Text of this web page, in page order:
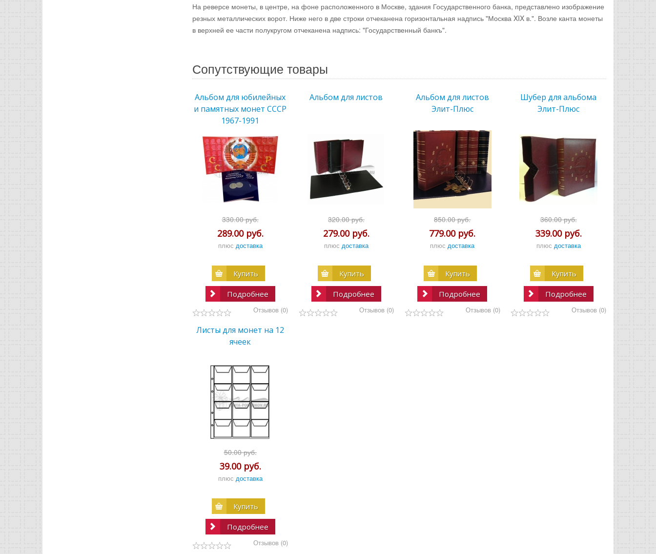
На реверсе монеты, в центре, на фоне расположенного в Москве, здания Государственного банка, представлено изображение
резных металлических ворот. Ниже него в две строки отчеканена горизонтальная надпись "Москва XIX в.". Возле канта монеты
в верхней ее части полукругом отчеканена надпись: "Государственный банкъ".
Сопутствующие товары
Альбом для юбилейных
и памятных монет СССР
1967-1991
330.00 руб.
289.00 руб.
плюс доставка
Купить
Подробнее
Отзывов (0)
Альбом для листов
320.00 руб.
279.00 руб.
плюс доставка
Купить
Подробнее
Отзывов (0)
Альбом для листов
Элит-Плюс
850.00 руб.
779.00 руб.
плюс доставка
Купить
Подробнее
Отзывов (0)
Шубер для альбома
Элит-Плюс
360.00 руб.
339.00 руб.
плюс доставка
Купить
Подробнее
Отзывов (0)
Листы для монет на 12
ячеек
50.00 руб.
39.00 руб.
плюс доставка
Купить
Подробнее
Отзывов (0)